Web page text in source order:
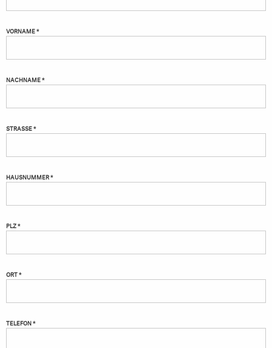
VORNAME *
NACHNAME *
STRASSE *
HAUSNUMMER *
PLZ *
ORT *
TELEFON *